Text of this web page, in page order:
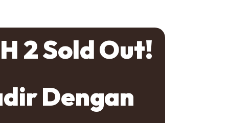
2 Sold Out!
Dengan